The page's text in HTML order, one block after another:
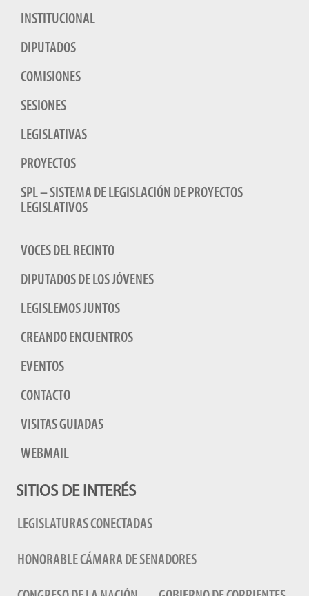
INSTITUCIONAL
DIPUTADOS
COMISIONES
SESIONES
LEGISLATIVAS
PROYECTOS
SPL – SISTEMA DE LEGISLACIÓN DE PROYECTOS
LEGISLATIVOS
VOCES DEL RECINTO
DIPUTADOS DE LOS JÓVENES
LEGISLEMOS JUNTOS
CREANDO ENCUENTROS
EVENTOS
CONTACTO
VISITAS GUIADAS
WEBMAIL
SITIOS DE INTERÉS
LEGISLATURAS CONECTADAS
HONORABLE CÁMARA DE SENADORES